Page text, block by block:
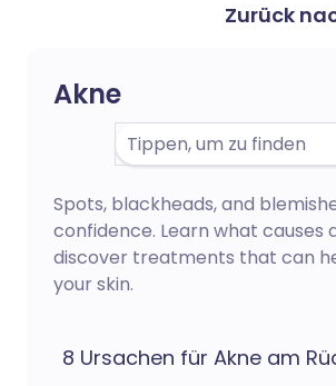
Zurück
Akne
Spots, blackheads, and
confidence. Learn what causes
discover treatments that can
your skin.
8 Ursachen für Akne am